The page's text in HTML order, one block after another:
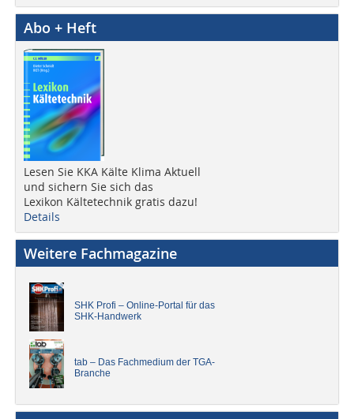
Abo + Heft
Lesen Sie KKA Kälte Klima Aktuell
und sichern Sie sich das
Lexikon Kältetechnik gratis dazu!
Details
Weitere Fachmagazine
SHK Profi – Online-Portal für das
SHK-Handwerk
tab – Das Fachmedium der TGA-
Branche